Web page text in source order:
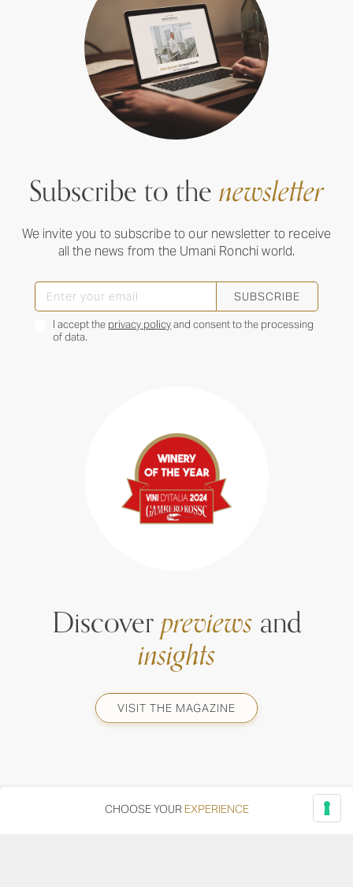
Subscribe to thenewsletter
We invite you to subscribe to our newsletter to receive
all the news from the Umani Ronchi world.
SUBSCRIBE
I accept the privacy policyand consent to the processing
of data.
Discoverpreviewsand
insights
VISIT THE MAGAZINE
CHOOSE YOUR EXPERIENCE